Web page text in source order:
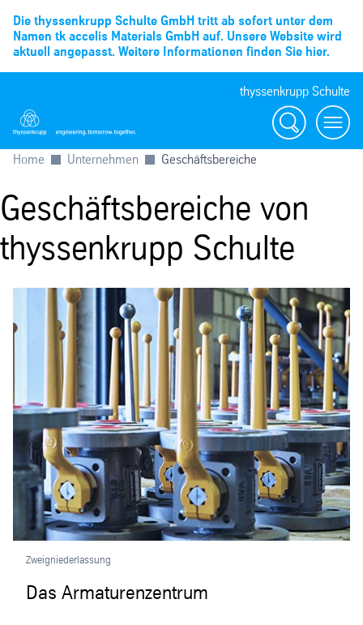
Die thyssenkrupp Schulte GmbH tritt ab sofort unter dem
Namen tk accelis Materials GmbH auf. Unsere Website wird
aktuell angepasst. Weitere Informationen finden Sie hier.
thyssenkrupp Schulte
Suche
Menü
Home Unternehmen Geschäftsbereiche
Geschäftsbereiche von
thyssenkrupp Schulte
Zweigniederlassung
Das Armaturenzentrum